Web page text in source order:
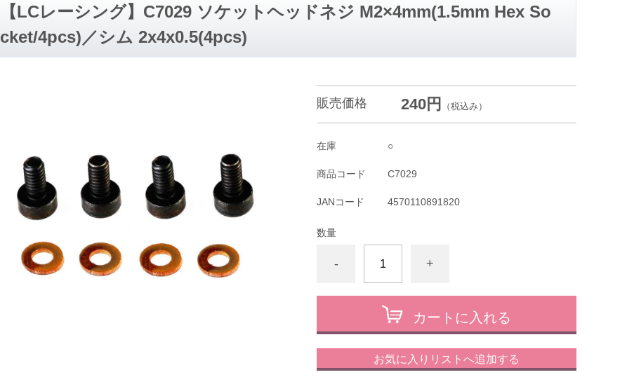
【LCレーシング】C7029 ソケットヘッドネジ M2×4mm(1.5mm Hex So
cket/4pcs)／シム 2x4x0.5(4pcs)
販売価格 240円 （税込み）
在庫 ○
商品コード C7029
JANコード 4570110891820
数量
- +
カートに入れる
お気に入りリストへ追加する